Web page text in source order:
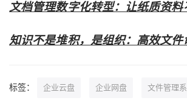
文档管理数字化转型：让纸质资料
知识不是堆积，是组织：高效文
标签： 企业云盘 企业网盘 文件管理